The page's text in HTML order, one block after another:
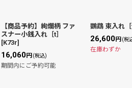
【商品予約】絢爛柄 ファ
スナー小銭入れ［t］
[K73r]
16,060円(税込)
期間内にご予約可能
鸚鵡 束入れ
26,600円(税
在庫わずか